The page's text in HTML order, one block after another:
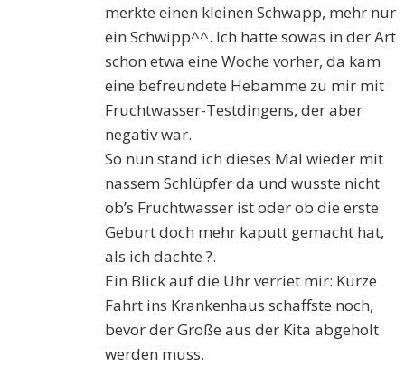
merkte einen kleinen Schwapp, mehr nur
ein Schwipp^^. Ich hatte sowas in der Art
schon etwa eine Woche vorher, da kam
eine befreundete Hebamme zu mir mit
Fruchtwasser-Testdingens, der aber
negativ war.
So nun stand ich dieses Mal wieder mit
nassem Schlüpfer da und wusste nicht
ob’s Fruchtwasser ist oder ob die erste
Geburt doch mehr kaputt gemacht hat,
als ich dachte ?.
Ein Blick auf die Uhr verriet mir: Kurze
Fahrt ins Krankenhaus schaffste noch,
bevor der Große aus der Kita abgeholt
werden muss.